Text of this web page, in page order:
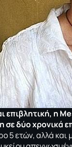
επιβλητική, η
σε δύο χρονικά
5 ετών, αλλά